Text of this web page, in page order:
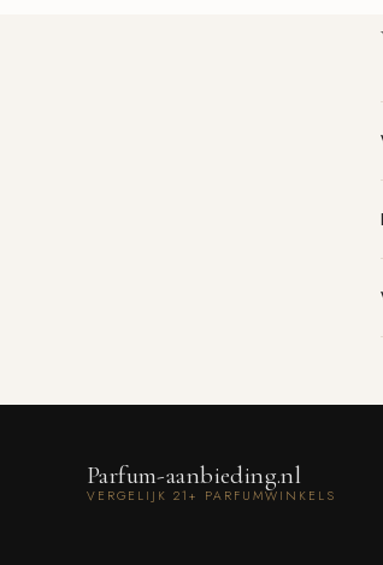
Parfum-aanbieding.nl
VERGELIJK 21+ PARFUMWINKELS